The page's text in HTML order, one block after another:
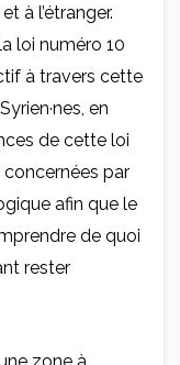
à l’étranger.
loi numéro 10
à travers cette
en
de cette loi
par
afin que le
de quoi
rester